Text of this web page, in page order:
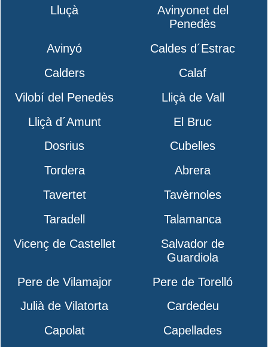
Lluçà
Avinyonet del
Penedès
Avinyó
Caldes d´Estrac
Calders
Calaf
Vilobí del Penedès
Lliçà de Vall
Lliçà d´Amunt
El Bruc
Dosrius
Cubelles
Tordera
Abrera
Tavertet
Tavèrnoles
Taradell
Talamanca
Vicenç de Castellet
Salvador de
Guardiola
Pere de Vilamajor
Pere de Torelló
Julià de Vilatorta
Cardedeu
Capolat
Capellades